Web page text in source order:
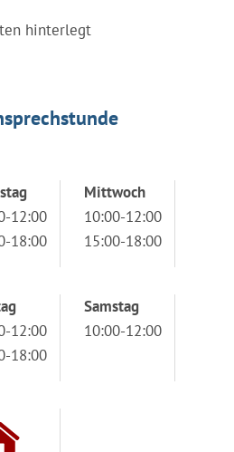
hinterlegt
12:00
18:00
Mittwoch
10:00-12:00
15:00-18:00
12:00
18:00
Samstag
10:00-12:00